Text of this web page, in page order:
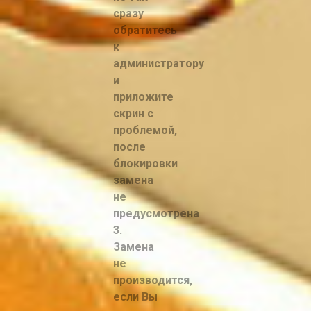
сразу
обратитесь
к
администратору
и
приложите
скрин с
проблемой,
после
блокировки
замена
не
предусмотрена
3.
Замена
не
производится,
если Вы